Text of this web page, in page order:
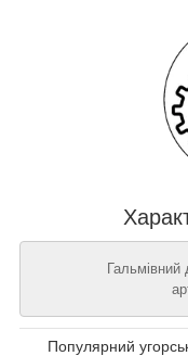
Гальмівний
Популярний